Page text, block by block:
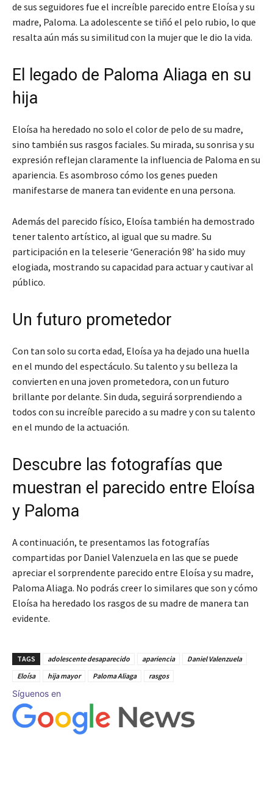
de sus seguidores fue el increíble parecido entre Eloísa y su
madre, Paloma. La adolescente se tiñó el pelo rubio, lo que
resalta aún más su similitud con la mujer que le dio la vida.
El legado de Paloma Aliaga en su
hija
Eloísa ha heredado no solo el color de pelo de su madre,
sino también sus rasgos faciales. Su mirada, su sonrisa y su
expresión reflejan claramente la influencia de Paloma en su
apariencia. Es asombroso cómo los genes pueden
manifestarse de manera tan evidente en una persona.
Además del parecido físico, Eloísa también ha demostrado
tener talento artístico, al igual que su madre. Su
participación en la teleserie ‘Generación 98’ ha sido muy
elogiada, mostrando su capacidad para actuar y cautivar al
público.
Un futuro prometedor
Con tan solo su corta edad, Eloísa ya ha dejado una huella
en el mundo del espectáculo. Su talento y su belleza la
convierten en una joven prometedora, con un futuro
brillante por delante. Sin duda, seguirá sorprendiendo a
todos con su increíble parecido a su madre y con su talento
en el mundo de la actuación.
Descubre las fotografías que
muestran el parecido entre Eloísa
y Paloma
A continuación, te presentamos las fotografías
compartidas por Daniel Valenzuela en las que se puede
apreciar el sorprendente parecido entre Eloísa y su madre,
Paloma Aliaga. No podrás creer lo similares que son y cómo
Eloísa ha heredado los rasgos de su madre de manera tan
evidente.
TAGS adolescente desaparecido apariencia
Daniel Valenzuela
Eloísa
hija mayor Paloma Aliaga rasgos
Síguenos en